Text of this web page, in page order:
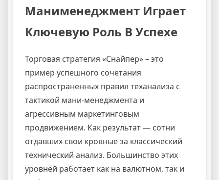
Манименеджмент Играет
Ключевую Роль В Успехе
Торговая стратегия «Снайпер» – это
пример успешного сочетания
распространенных правил теханализа с
тактикой мани-менеджмента и
агрессивным маркетинговым
продвижением. Как результат — сотни
отдавших свои кровные за классический
технический анализ. Большинство этих
уровней работает как на валютном, так и